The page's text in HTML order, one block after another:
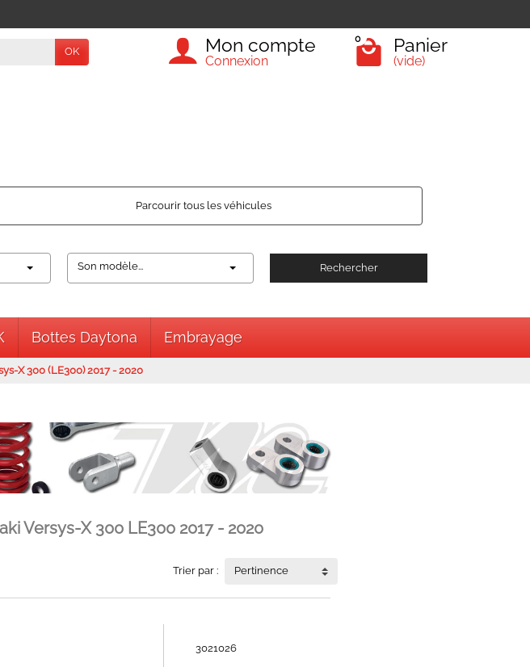
OK Mon compte
Connexion
0 Panier
(vide)
Parcourir tous les véhicules
Son modèle... Rechercher
Bottes Daytona Embrayage
X 300 (LE300) 2017 - 2020
Versys-X 300 LE300 2017 - 2020
Trier par : Pertinence
3021026